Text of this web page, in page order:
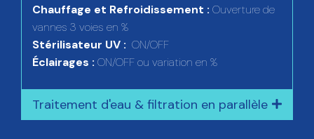
Chauffage et Refroidissement : Ouverture de
vannes 3 voies en %
Stérilisateur UV : ON/OFF
Éclairages : ON/OFF ou variation en %
Traitement d'eau & filtration en parallèle